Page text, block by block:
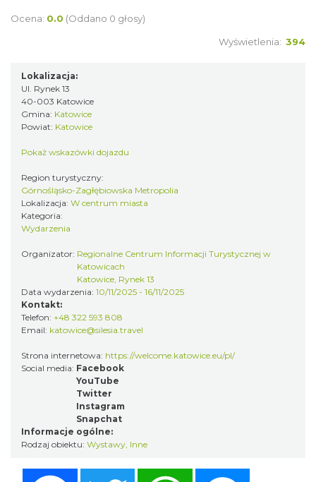
Ocena: 0.0 (Oddano 0 głosy)
Wyświetlenia: 394
Lokalizacja:
Ul. Rynek 13
40-003 Katowice
Gmina: Katowice
Powiat: Katowice
Pokaż wskazówki dojazdu
Region turystyczny:
Górnośląsko-Zagłębiowska Metropolia
Lokalizacja: W centrum miasta
Kategoria:
Wydarzenia
Organizator: Regionalne Centrum Informacji Turystycznej w
Katowicach
Katowice, Rynek 13
Data wydarzenia: 10/11/2025 - 16/11/2025
Kontakt:
Telefon: +48 322 593 808
Email: katowice@silesia.travel
Strona internetowa: https://welcome.katowice.eu/pl/
Social media: Facebook
YouTube
Twitter
Instagram
Snapchat
Informacje ogólne:
Rodzaj obiektu: Wystawy, Inne
Twitter WhatsApp